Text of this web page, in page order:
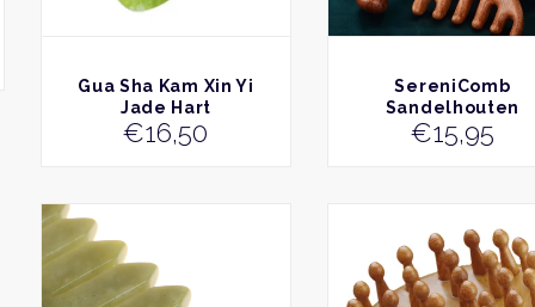
BEKIJK
Gua Sha Kam Xin Yi
Jade Hart
€16,50
BEKIJKSereniComb
Sandelhouten
Massagekam
€15,95